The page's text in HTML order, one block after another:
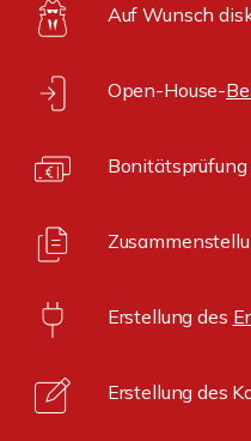
Auf Wunsch
Open-House-
Erstellung des
Erstellung des